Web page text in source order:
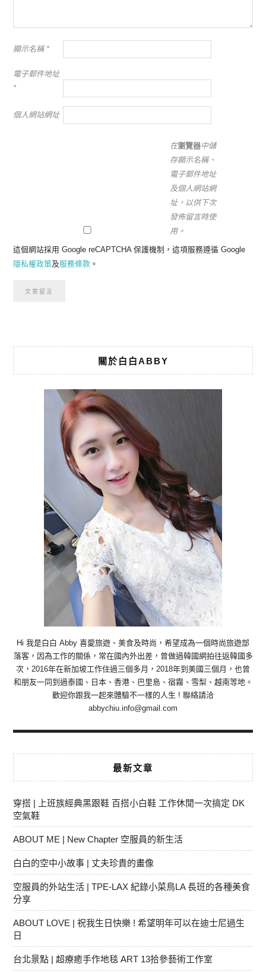
顯示名稱 *
電子郵件地址
*
個人網站網址
在瀏覽器中儲
存顯示名稱、
電子郵件地址
及個人網站網
址，以供下次
發佈留言時使
用。
這個網站採用 Google reCAPTCHA 保護機制，這項服務遵循 Google
隱私權政策及服務條款 。
關於白白ABBY
Hi 我是白白 Abby 喜愛旅遊、美食及時尚，希望成為一個時尚旅遊部
落客，因為工作的關係，常在國內外出差，曾做過韓國網拍往返韓國多
次，2016年在新加坡工作住過三個多月，2018年到美國三個月，也曾
和朋友一同到過泰國、日本、香港、巴里島、宿霧、雪梨、越南等地。
歡迎你跟我一起來體驗不一樣的人生 ! 聯絡請洽
abbychiu.info@gmail.com
最新文章
穿搭 | 上班族經典黑跟鞋 百搭小白鞋 工作休閒一次搞定 DK
空氣鞋
ABOUT ME | New Chapter 空服員的新生活
白白的空中小故事 | 丈夫珍貴的畫像
空服員的外站生活 | TPE-LAX 紀錄小菜鳥LA 長班的各種美食
分享
ABOUT LOVE | 祝我生日快樂 ! 希望明年可以在迪士尼過生
日
台北景點 | 超療癒手作地毯 ART 13拾參藝術工作室